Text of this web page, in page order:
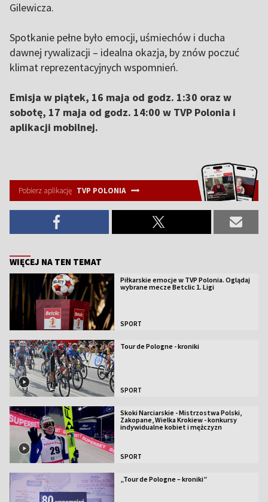
Gilewicza.
Spotkanie pełne było emocji, uśmiechów i ducha
dawnej rywalizacji – idealna okazja, by znów poczuć
klimat reprezentacyjnych wspomnień.
Emisja w piątek, 16 maja od godz. 1:30 oraz w
sobotę, 17 maja od godz. 14:00 w TVP Polonia i
aplikacji mobilnej.
Pobierz aplikację TVP POLONIA
WIĘCEJ NA TEN TEMAT
Piłkarskie emocje w TVP Polonia. Oglądaj
wybrane mecze Betclic 1. Ligi
SPORT
Tour de Pologne - kroniki
SPORT
Skoki Narciarskie - Mistrzostwa Polski,
Zakopane, Wielka Krokiew - konkursy
indywidualne kobiet i mężczyzn
SPORT
„Tour de Pologne – kroniki”